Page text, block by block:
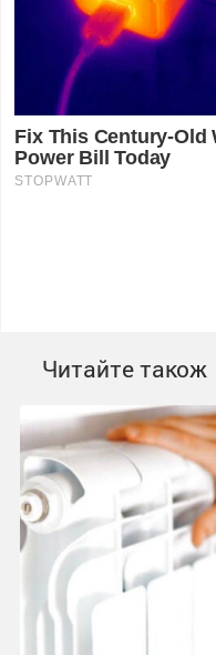
Читайте також